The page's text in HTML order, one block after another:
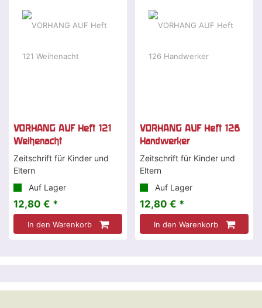
VORHANG AUF Heft 121
Weihenacht
Zeitschrift für Kinder und
Eltern
Auf Lager
12,80 € *
In den Warenkorb
VORHANG AUF Heft 126
Handwerker
Zeitschrift für Kinder und
Eltern
Auf Lager
12,80 € *
In den Warenkorb